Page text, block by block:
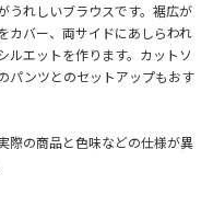
うれしいブラウスです。裾広が
カバー、両サイドにあしらわれ
ルエットを作ります。カットソ
パンツとのセットアップもおす
際の商品と色味などの仕様が異